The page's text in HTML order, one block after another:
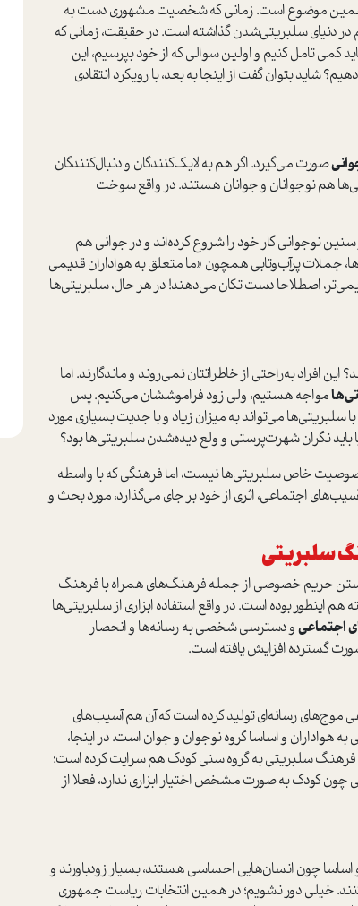
موضوع است. زمانی که شخصیت مشهوری دست به
دنیای سلبریتی‌شدن گذاشته است. در حقیقت، زمانی که
تامل کنیم و اولین سوالی که از خود بپرسیم، این
شاید بتوان گفت از اینجا به بعد، با رویکرد انتقادی
صورت می‌گیرد. اگر هم به لایک‌کنندگان و دنبال‌کنندگان
هم نوجوانان و جوانان هستند. در واقع سوخت
نوجوانی کار خود را شروع کرده‌اند و در جوانی هم
جملات پر‌آب‌و‌تابی همچون «ما متعلق به هواداران قدیمی
اصطلاحا دست تکان می‌دهند! در هر حال، سلبریتی‌ها
افراد به‌راحتی از خاطراتتان نمی‌روند و ماندگارند. اما
هامواجه هستیم، ولی زود فراموششان می‌کنیم. پس
می‌تواند به میزان زیاد و با جدیت بسیاری مورد
باید نگران شهرت‌پرستی و ولع دیده‌شدن سلبریتی‌ها بود؟
خاص سلبریتی‌ها نیست، اما فرهنگی که با واسطه‌
اجتماعی، اثری از خود بر جای می‌گذارد، مورد بحث و
سلبریتی
حریم خصوصی از جمله فرهنگ‌های همراه با فرهنگ
بوده است. در واقع استفاده ابزاری از سلبریتی‌ها
اجتماعیو دسترسی شخصی به رسانه‌ها و انحصار
گسترده افزایش یافته است.
موج‌های رسانه‌ای تولید کرده است که آن هم آسیب‌های
و اساسا گروه نوجوان و جوان است. در اینجا،
فرهنگ سلبریتی به گروه سنی کودک هم سرایت کرده است؛
چون کودک به صورت مشخص اختیار ابزاری ندارد،‌ فعلا از
چون انسان‌هایی احساسی هستند، بسیار زود‌باورند و
خیلی دور نشویم؛ در همین انتخابات ریاست جمهوری